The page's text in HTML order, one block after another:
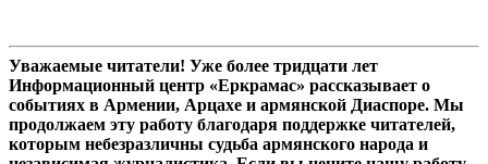
Уважаемые читатели! Уже более тридцати лет
Информационный центр «Еркрамас» рассказывает о
событиях в Армении, Арцахе и армянской Диаспоре. Мы
продолжаем эту работу благодаря поддержке читателей,
которым небезразличны судьба армянского народа и